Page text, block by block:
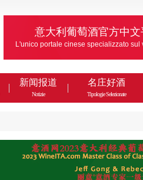
意大利葡萄酒官方中文
L'unico portale cinese specializzato sul
新闻报道
Notizie
名庄好酒
Tipologie Selezionate